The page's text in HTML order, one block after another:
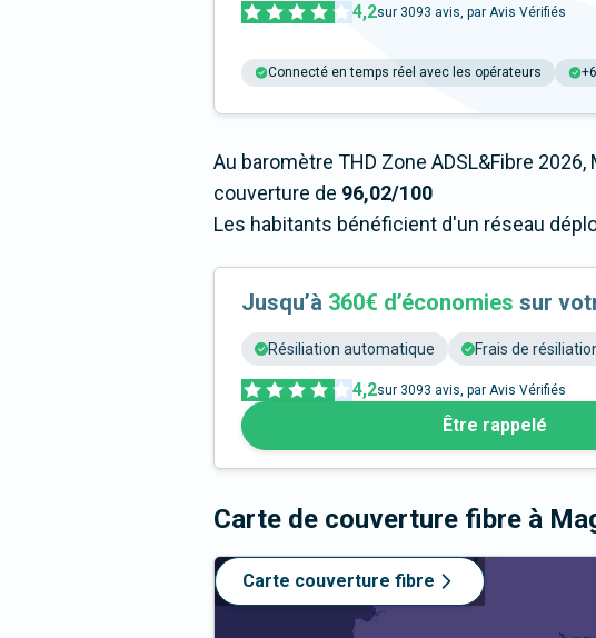
4,2sur 3093 avis, par Avis Vérifiés
Connecté en temps réel avec les opérateurs
Au baromètre THD Zone ADSL&Fibre
couverture de 96,02/100
Les habitants bénéficient d'un réseau
Jusqu’à 360€ d’économies sur
Résiliation automatique Frais de
4,2sur 3093 avis, par Avis Vérifiés
Être rappelé
Carte de couverture fibre à
Carte couverture fibre